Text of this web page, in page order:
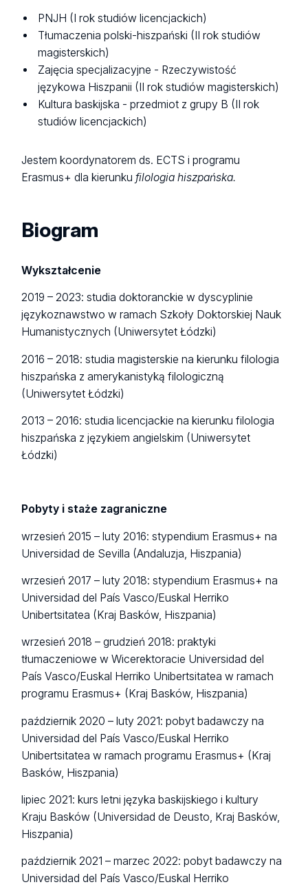
PNJH (I rok studiów licencjackich)
Tłumaczenia polski-hiszpański (II rok studiów
magisterskich)
Zajęcia specjalizacyjne - Rzeczywistość
językowa Hiszpanii (II rok studiów magisterskich)
Kultura baskijska - przedmiot z grupy B (II rok
studiów licencjackich)
Jestem koordynatorem ds. ECTS i programu
Erasmus+ dla kierunkufilologia hiszpańska.
Biogram
Wykształcenie
2019 – 2023: studia doktoranckie w dyscyplinie
językoznawstwo w ramach Szkoły Doktorskiej Nauk
Humanistycznych (Uniwersytet Łódzki)
2016 – 2018: studia magisterskie na kierunku filologia
hiszpańska z amerykanistyką filologiczną
(Uniwersytet Łódzki)
2013 – 2016: studia licencjackie na kierunku filologia
hiszpańska z językiem angielskim (Uniwersytet
Łódzki)
Pobyty i staże zagraniczne
wrzesień 2015 – luty 2016: stypendium Erasmus+ na
Universidad de Sevilla (Andaluzja, Hiszpania)
wrzesień 2017 – luty 2018: stypendium Erasmus+ na
Universidad del País Vasco/Euskal Herriko
Unibertsitatea (Kraj Basków, Hiszpania)
wrzesień 2018 – grudzień 2018: praktyki
tłumaczeniowe w Wicerektoracie Universidad del
País Vasco/Euskal Herriko Unibertsitatea w ramach
programu Erasmus+ (Kraj Basków, Hiszpania)
październik 2020 – luty 2021: pobyt badawczy na
Universidad del País Vasco/Euskal Herriko
Unibertsitatea w ramach programu Erasmus+ (Kraj
Basków, Hiszpania)
lipiec 2021: kurs letni języka baskijskiego i kultury
Kraju Basków (Universidad de Deusto, Kraj Basków,
Hiszpania)
październik 2021 – marzec 2022: pobyt badawczy na
Universidad del País Vasco/Euskal Herriko